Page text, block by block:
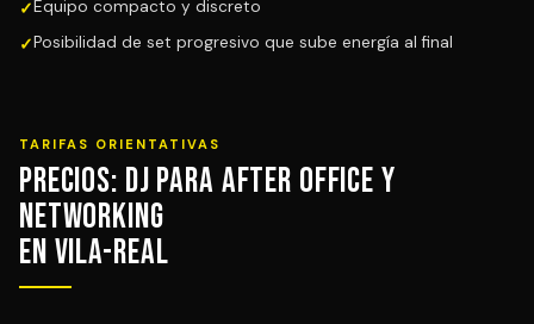
Equipo compacto y discreto
Posibilidad de set progresivo que sube energía al final
TARIFAS ORIENTATIVAS
Precios: DJ para After Office y
Networking
en Vila-real